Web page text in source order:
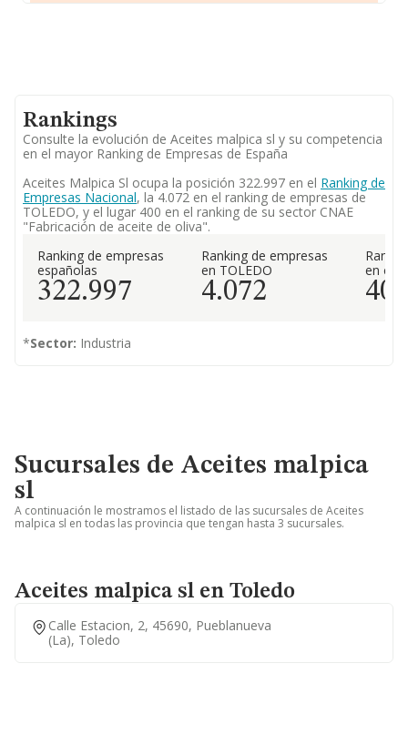
Rankings
Consulte la evolución de Aceites malpica sl y su competencia
en el mayor Ranking de Empresas de España
Aceites Malpica Sl ocupa la posición 322.997 en el Ranking de
Empresas Nacional, la 4.072 en el ranking de empresas de
TOLEDO, y el lugar 400 en el ranking de su sector CNAE
"Fabricación de aceite de oliva".
Ranking de empresas
españolas
322.997
Ranking de empresas
en TOLEDO
4.072
en el
400
*Sector: Industria
Sucursales de Aceites malpica
sl
A continuación le mostramos el listado de las sucursales de Aceites
malpica sl en todas las provincia que tengan hasta 3 sucursales.
Aceites malpica sl en Toledo
Calle Estacion, 2, 45690, Pueblanueva
(la), Toledo